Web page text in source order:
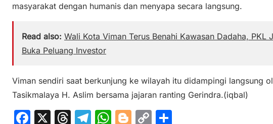
masyarakat dengan humanis dan menyapa secara langsung.
Read also: Wali Kota Viman Terus Benahi Kawasan Dadaha,
Buka Peluang Investor
Viman sendiri saat berkunjung ke wilayah itu didampingi langsung
Tasikmalaya H. Aslim bersama jajaran ranting Gerindra.(iqbal)
F
X
T
T
W Bl C